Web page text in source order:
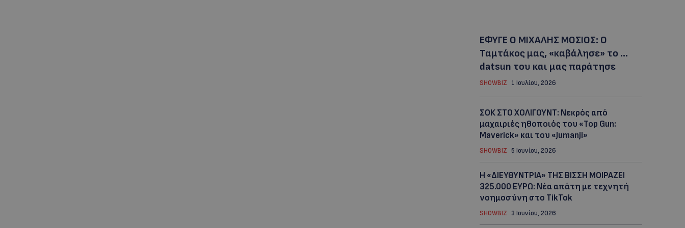
ΕΦΥΓΕ Ο ΜΙΧΑΛΗΣ ΜΟΣΙΟΣ: Ο
Ταμτάκος μας, «καβάλησε» το …
datsun του και μας παράτησε
SHOWBIZ 1 Ιουλίου, 2026
ΣΟΚ ΣΤΟ ΧΟΛΙΓΟΥΝΤ: Νεκρός από
μαχαιριές ηθοποιός του «Top Gun:
Maverick» και του «Jumanji»
SHOWBIZ 5 Ιουνίου, 2026
Η «ΔΙΕΥΘΥΝΤΡΙΑ» ΤΗΣ ΒΙΣΣΗ ΜΟΙΡΑΖΕΙ
325.000 ΕΥΡΩ: Νέα απάτη με τεχνητή
νοημοσύνη στο TikTok
SHOWBIZ 3 Ιουνίου, 2026